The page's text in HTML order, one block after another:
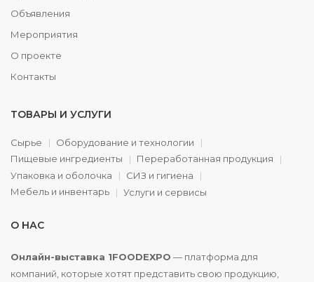
Объявления
Мероприятия
О проекте
Контакты
ТОВАРЫ И УСЛУГИ
Сырье
Оборудование и технологии
Пищевые ингредиенты
Переработанная продукция
Упаковка и оболочка
СИЗ и гигиена
Мебель и инвентарь
Услуги и сервисы
О НАС
Онлайн-выставка 1FOODEXPO — платформа для
компаний, которые хотят представить свою продукцию,